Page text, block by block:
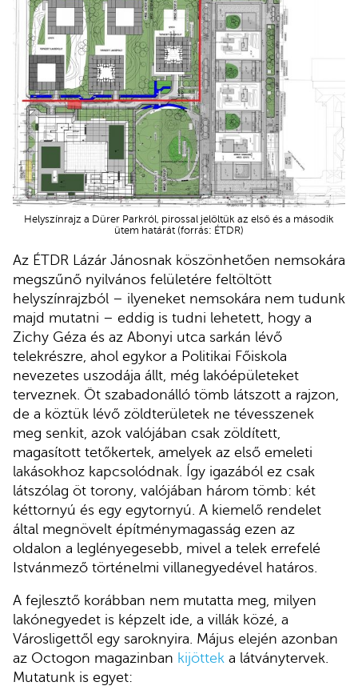
Helyszínrajz a Dürer Parkról, pirossal jelöltük az első és a második
ütem határát (forrás: ÉTDR)
Az ÉTDR Lázár Jánosnak köszönhetően nemsokára
megszűnő nyilvános felületére feltöltött
helyszínrajzból – ilyeneket nemsokára nem tudunk
majd mutatni – eddig is tudni lehetett, hogy a
Zichy Géza és az Abonyi utca sarkán lévő
telekrészre, ahol egykor a Politikai Főiskola
nevezetes uszodája állt, még lakóépületeket
terveznek. Öt szabadonálló tömb látszott a rajzon,
de a köztük lévő zöldterületek ne tévesszenek
meg senkit, azok valójában csak zöldített,
magasított tetőkertek, amelyek az első emeleti
lakásokhoz kapcsolódnak. Így igazából ez csak
látszólag öt torony, valójában három tömb: két
kéttornyú és egy egytornyú. A kiemelő rendelet
által megnövelt építménymagasság ezen az
oldalon a leglényegesebb, mivel a telek errefelé
Istvánmező történelmi villanegyedével határos.
A fejlesztő korábban nem mutatta meg, milyen
lakónegyedet is képzelt ide, a villák közé, a
Városligettől egy saroknyira. Május elején azonban
az Octogon magazinban kijöttek a látványtervek.
Mutatunk is egyet: